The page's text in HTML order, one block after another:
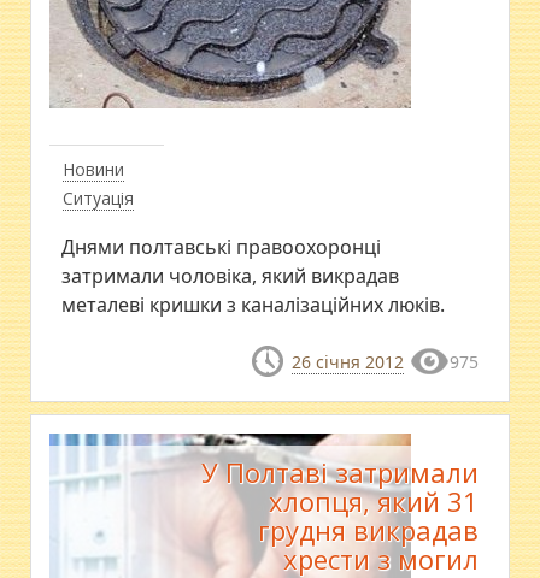
Новини
Ситуація
Днями полтавські правоохоронці
затримали чоловіка, який викрадав
металеві кришки з каналізаційних люків.
26 січня 2012 975
У Полтаві затримали
хлопця, який 31
грудня викрадав
хрести з могил